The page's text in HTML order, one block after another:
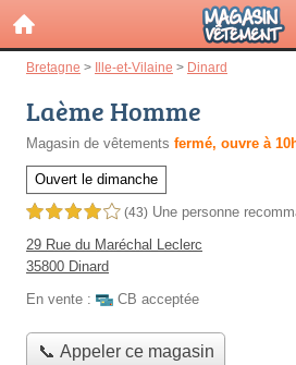
Bretagne > Ille-et-Vilaine > Dinard
Laème Homme
Magasin de vêtements fermé, ouvre à
Ouvert le dimanche
4,0 étoiles sur 5 (43) Une personne
29 Rue du Maréchal Leclerc
35800 Dinard
En vente :
CB acceptée
📞 Appeler ce magasin